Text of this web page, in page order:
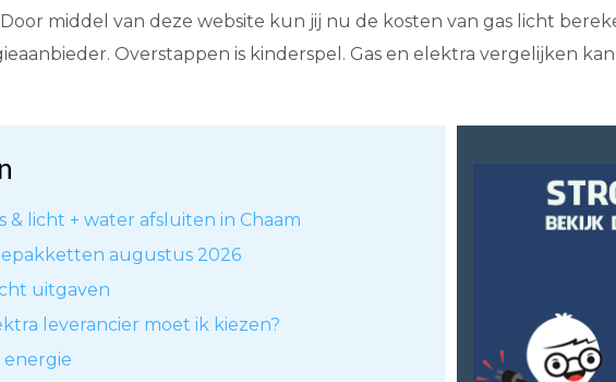
middel van deze website kun jij nu de kosten van gas licht
Overstappen is kinderspel. Gas en elektra vergelijken
& licht + water afsluiten in Chaam
augustus 2026
uitgaven
leverancier moet ik kiezen?
energie